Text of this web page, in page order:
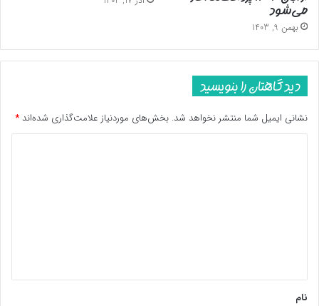
می‌شود
بهمن 9, 1403
دیدگاهتان را بنویسید
نشانی ایمیل شما منتشر نخواهد شد. بخش‌های موردنیاز علامت‌گذاری شده‌اند *
نام